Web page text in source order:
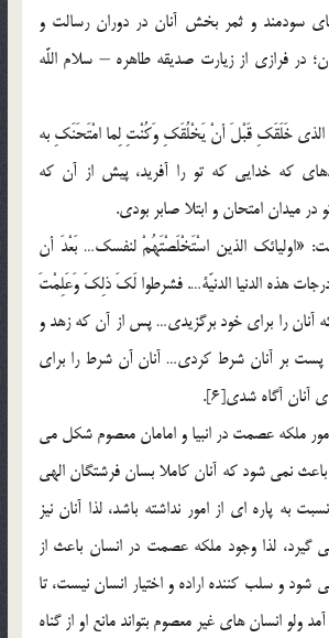
سودمند و ثمر بخش آنان در دوران رسالت و
در فرازي از زيارت صديقه طاهره – سلام اللَّه
الذي خَلَقَكِ قَبْلَ أنْ يَخْلُقَكِ وَكُنْتِ لِما امْتَحَنَكِ به
كه خدايي كه تو را آفريد، پيش از آن كه
در ميدان امتحان و ابتلا صابر بودي.
«اوليائك الذين اسْتَخْلَصْتَهُمْ لنفسك… بَعْدَ أن
هذه الدنيا الدنيّة…. فشرطوا لَكَ ذلِكَ وَعَلِمْتَ
كه آنان را براي خود برگزيدي… پس از آن كه زهد و
پست بر آنان شرط كردي… آنان آن شرط را براي
آنان آگاه شدي[6].
ملکه عصمت در انبیا و امامان معصوم شکل می
نمی شود که آنان کاملا بسان فرشتگان الهی
به پاره ای از امور نداشته باشد، لذا آنان نیز
گیرد، لذا وجود ملکه عصمت در انسان باعث از
شود و سلب کننده اراده و اختیار انسان نیست، تا
ولو انسان های غیر معصوم بتواند مانع او از گناه